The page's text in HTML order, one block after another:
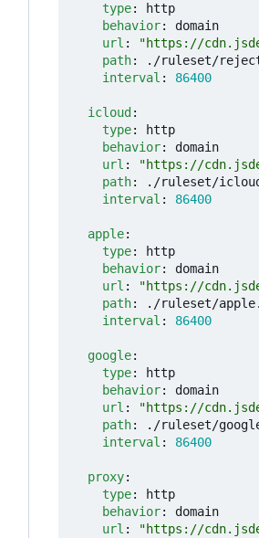
type:
http
behavior:
domain
url :
"https://
path:
./ruleset/
interval : 86400
icloud :
type:
http
behavior:
domain
url :
"https://
path:
./ruleset/
interval : 86400
apple:
type:
http
behavior:
domain
url :
"https://
path:
./ruleset/
interval : 86400
google:
type:
http
behavior:
domain
url :
"https://
path:
./ruleset/
interval : 86400
proxy:
type:
http
behavior:
domain
url :
"https://